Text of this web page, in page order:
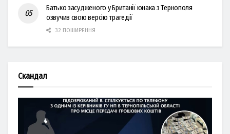
Батько засудженого у Британії юнака з Тернополя
озвучив свою версію трагедії
32 ПОШИРЕННЯ
Скандал